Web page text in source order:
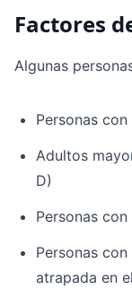
Factores
Algunas
Personas con
Adultos
D)
Personas con
Personas con
atrapada en